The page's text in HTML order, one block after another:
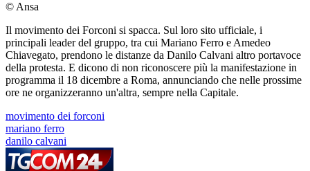
© Ansa
Il movimento dei Forconi si spacca. Sul loro sito ufficiale, i
principali leader del gruppo, tra cui Mariano Ferro e Amedeo
Chiavegato, prendono le distanze da Danilo Calvani altro portavoce
della protesta. E dicono di non riconoscere più la manifestazione in
programma il 18 dicembre a Roma, annunciando che nelle prossime
ore ne organizzeranno un'altra, sempre nella Capitale.
movimento dei forconi
mariano ferro
danilo calvani